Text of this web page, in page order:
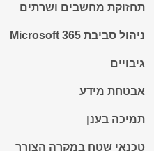
תחזוקת מחשבים ושרתים
ניהול סביבת Microsoft 365
גיבויים
אבטחת מידע
תמיכה בענן
טכנאי שטח במקרה הצורך